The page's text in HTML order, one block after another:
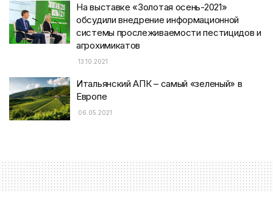
На выставке «Золотая осень-2021»
обсудили внедрение информационной
системы прослеживаемости пестицидов и
агрохимикатов
13.10.2021
Итальянский АПК – самый «зеленый» в
Европе
06.05.2021